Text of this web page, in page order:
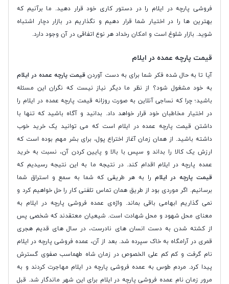
فروشی پارچه در ایلام را در دستور کاری خود قرار دهید. ما برآنیم که
بهترین ها را در اختیار شما قرار دهیم و نگذاریم در بازار دچار اشتباه
شوید. بازار شلوغ است و امکان رخداد هر نوع اتفاقی در آن وجود دارد.
قیمت پارچه عمده در ایلام
آیا تا به حال شده فکر شما برای به دست آوردن قیمت پارچه عمده در ایلام
به خود مشغول شود؟ از نظر ما دیگر نیاز نیست که نگران این مسئله
باشید؛ چرا که نساجی آنلاین به صورت روزانه قیمت پارچه عمده در ایلام را
در اختیار مخاطبان خود قرار خواهد داد. بدانید و آگاه باشید که تنها با
داشتن قیمت پارچه عمده در ایلام است که می توانید یک خرید خوب
داشته باشید. از همان زمان آغاز اختراع پول، برای بشر مهم بوده است که
ارزش یک کالا را بداند و سپس با بالا و پایین کردن آن، نسبت به خرید
عمده پارچه در ایلام اقدام کند. در نتیجه ما به این نتیجه رسیدیم که
قیمت پارچه در ایلام را به هر طریقی که شما به سمع و استراق شما
برسانیم. اگر موردی بود از طریق همان تماس تلفنی کار را حل خواهیم کرد و
نمی گذاریم ابهامی باقی بماند. واژه‌ی عمده فروشی پارچه در ایلام به
معنای محل شهود و محل شهادت است. شیعیان معتقدند که شخصی پس
از کشته شدن به دست انسان های نادرست، در سال های قدیم هجری
قمری در آرامگاه به خاک سپرده شد. بعد از آن، عمده فروشی پارچه در ایلام
نام گرفت و کم کم علی الخصوص در زمان شاه طهماسب صفوی گسترش
پیدا کرد. مردم طوس به عمده فروشی پارچه در ایلام مهاجرت کردند و به
مرور زمان نام عمده فروشی پارچه در ایلام برای این شهر ماندگار شد. قبل